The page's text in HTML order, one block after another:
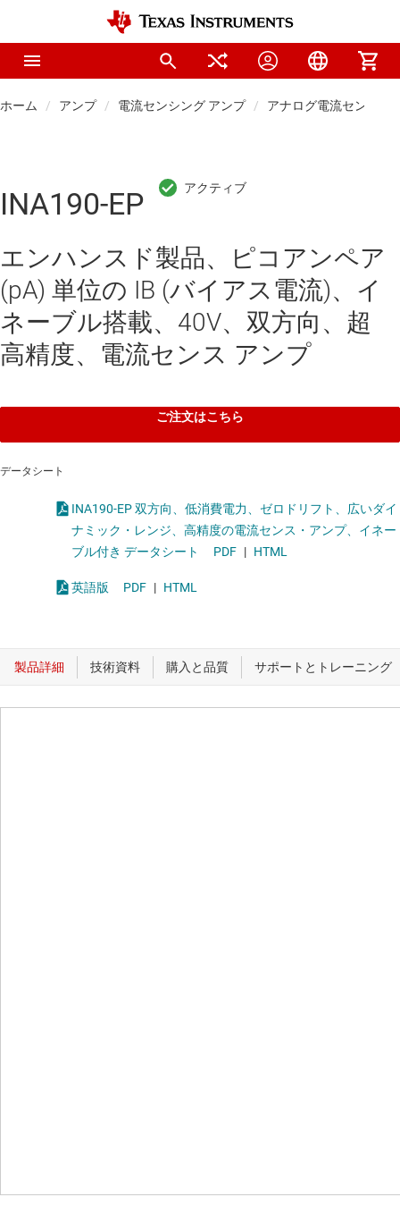
ホーム アンプ 電流センシング アンプ アナログ電流センス ア
INA190-EP
エンハンスド製品、ピコアンペア
(pA) 単位の IB (バイアス電流)、イ
ネーブル搭載、40V、双方向、超
高精度、電流センス アンプ
ご注文はこちら
データシート
INA190-EP 双方向、低消費電力、ゼロドリフト、広いダイ
ナミック・レンジ、高精度の電流センス・アンプ、イネー
ブル付き データシート
PDF | HTML
英語版 PDF | HTML